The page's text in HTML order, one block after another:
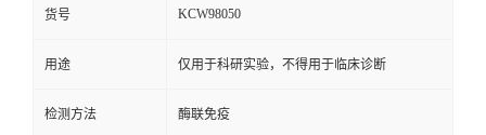
货号 KCW98050
用途 仅用于科研实验，不得用于临床诊断
检测方法 酶联免疫